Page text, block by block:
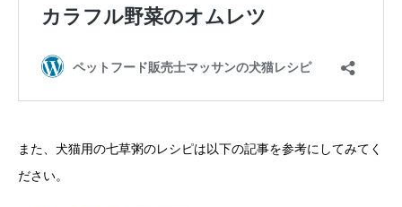
また、犬猫用の七草粥のレシピは以下の記事を参考にしてみてく
ださい。